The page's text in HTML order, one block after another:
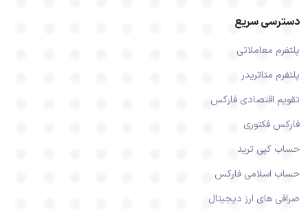
دسترسی سریع
پلتفرم معاملاتی
پلتفرم متاتریدر
تقویم اقتصادی فارکس
فارکس فکتوری
حساب کپی ترید
حساب اسلامی فارکس
صرافی های ارز دیجیتال